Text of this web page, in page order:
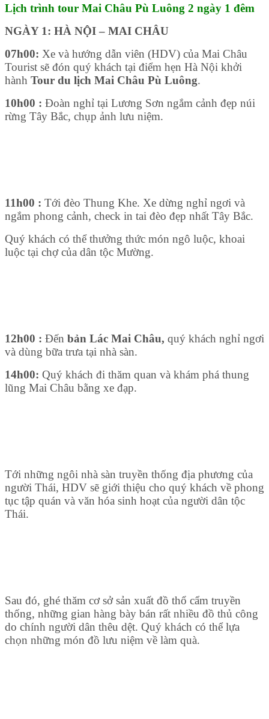
Lịch trình tour Mai Châu Pù Luông 2 ngày 1 đêm
NGÀY 1: HÀ NỘI – MAI CHÂU
07h00: Xe và hướng dẫn viên (HDV) của Mai Châu
Tourist sẽ đón quý khách tại điểm hẹn Hà Nội khởi
hành Tour du lịch Mai Châu Pù Luông.
10h00 : Đoàn nghỉ tại Lương Sơn ngắm cảnh đẹp núi
rừng Tây Bắc, chụp ảnh lưu niệm.
11h00 : Tới đèo Thung Khe. Xe dừng nghỉ ngơi và
ngắm phong cảnh, check in tai đèo đẹp nhất Tây Bắc.
Quý khách có thể thưởng thức món ngô luộc, khoai
luộc tại chợ của dân tộc Mường.
12h00 : Đến bản Lác Mai Châu, quý khách nghỉ ngơi
và dùng bữa trưa tại nhà sàn.
14h00: Quý khách đi thăm quan và khám phá thung
lũng Mai Châu bằng xe đạp.
Tới những ngôi nhà sàn truyền thống địa phương của
người Thái, HDV sẽ giới thiệu cho quý khách về phong
tục tập quán và văn hóa sinh hoạt của người dân tộc
Thái.
Sau đó, ghé thăm cơ sở sản xuất đồ thổ cẩm truyền
thống, những gian hàng bày bán rất nhiều đồ thủ công
do chính người dân thêu dệt. Quý khách có thể lựa
chọn những món đồ lưu niệm về làm quà.